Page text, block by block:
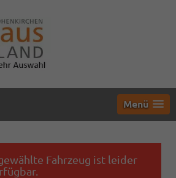
Menü
Fahrzeug ist leider